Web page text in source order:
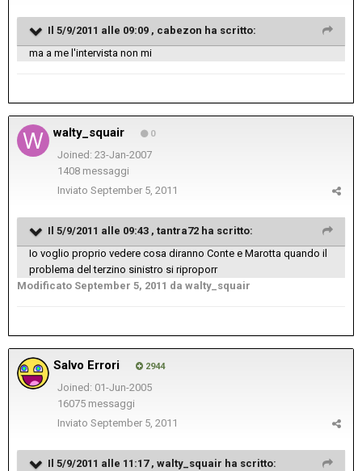
Il 5/9/2011 alle 09:09 , cabezon ha scritto:
ma a me l'intervista non mi
walty_squair 0
Joined: 23-Jan-2007
1408 messaggi
Inviato September 5, 2011
Il 5/9/2011 alle 09:43 , tantra72 ha scritto:
Io voglio proprio vedere cosa diranno Conte e Marotta quando il
problema del terzino sinistro si riproporr
Modificato September 5, 2011 da walty_squair
Salvo Errori 2944
Joined: 01-Jun-2005
16075 messaggi
Inviato September 5, 2011
Il 5/9/2011 alle 11:17 , walty_squair ha scritto: